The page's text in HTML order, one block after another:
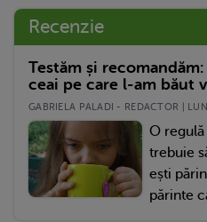
Recenzie
Testăm și
ceai pe care l-am băut
GABRIELA PALADI - REDACTOR |
O
trebuie
ești
părinte